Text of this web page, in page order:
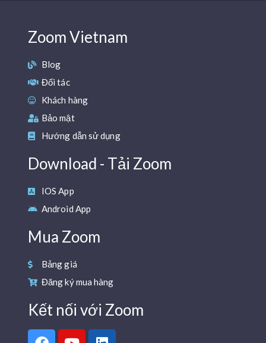
Zoom Vietnam
Blog
Đối tác
Khách hàng
Bảo mật
Hướng dẫn sử dụng
Download - Tải Zoom
IOS App
Android App
Mua Zoom
Bảng giá
Đăng ký mua hàng
Kết nối với Zoom